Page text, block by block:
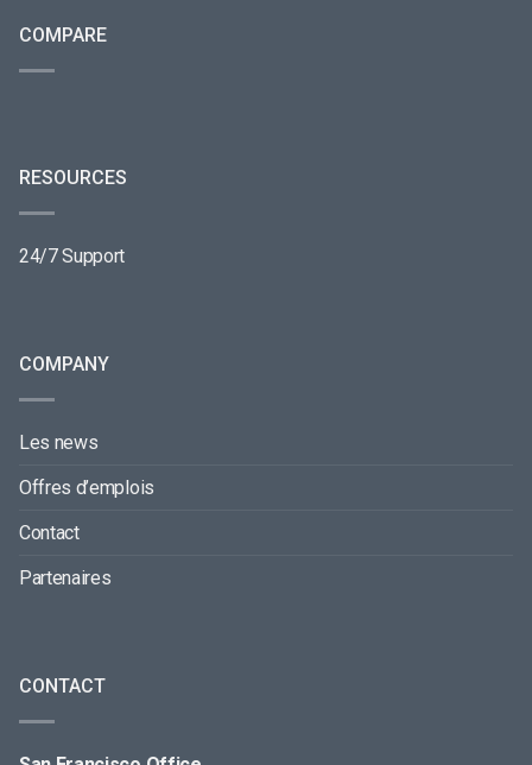
COMPARE
RESOURCES
24/7 Support
COMPANY
Les news
Offres d’emplois
Contact
Partenaires
CONTACT